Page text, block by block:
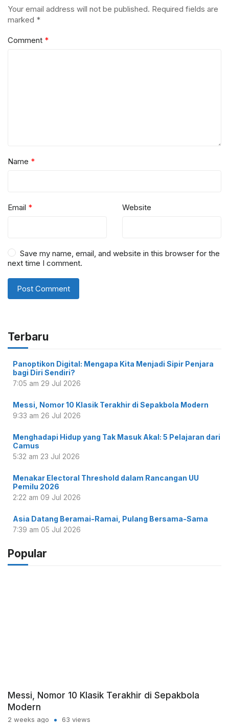
Your email address will not be published. Required fields are
marked *
Comment *
Name *
Email * Website
Save my name, email, and website in this browser for the
next time I comment.
Terbaru
Panoptikon Digital: Mengapa Kita Menjadi Sipir Penjara
bagi Diri Sendiri?
7:05 am 29 Jul 2026
Messi, Nomor 10 Klasik Terakhir di Sepakbola Modern
9:33 am 26 Jul 2026
Menghadapi Hidup yang Tak Masuk Akal: 5 Pelajaran dari
Camus
5:32 am 23 Jul 2026
Menakar Electoral Threshold dalam Rancangan UU
Pemilu 2026
2:22 am 09 Jul 2026
Asia Datang Beramai-Ramai, Pulang Bersama-Sama
7:39 am 05 Jul 2026
Popular
Messi, Nomor 10 Klasik Terakhir di Sepakbola
Modern
2 weeks ago 63 views